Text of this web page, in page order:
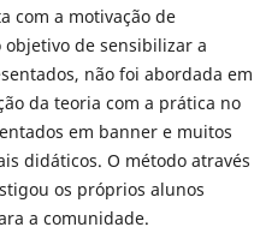
com a motivação de
de sensibilizar a
não foi abordada em
da teoria com a prática no
em banner e muitos
didáticos. O método através
os próprios alunos
a comunidade.